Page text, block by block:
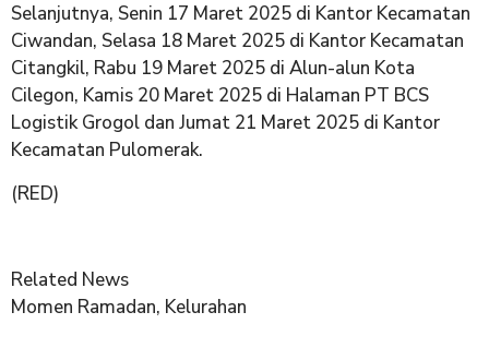
Selanjutnya, Senin 17 Maret 2025 di Kantor Kecamatan
Ciwandan, Selasa 18 Maret 2025 di Kantor Kecamatan
Citangkil, Rabu 19 Maret 2025 di Alun-alun Kota
Cilegon, Kamis 20 Maret 2025 di Halaman PT BCS
Logistik Grogol dan Jumat 21 Maret 2025 di Kantor
Kecamatan Pulomerak.
(RED)
Related News
Momen Ramadan, Kelurahan